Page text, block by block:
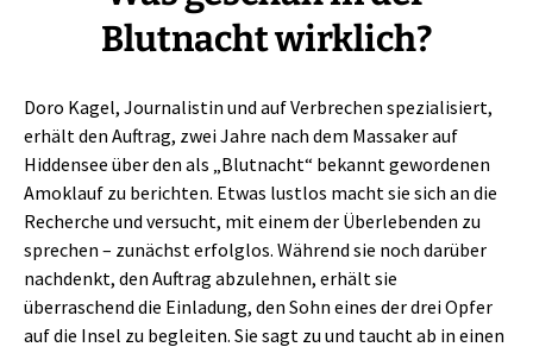
Blutnacht wirklich?
Doro Kagel, Journalistin und auf Verbrechen spezialisiert,
erhält den Auftrag, zwei Jahre nach dem Massaker auf
Hiddensee über den als „Blutnacht“ bekannt gewordenen
Amoklauf zu berichten. Etwas lustlos macht sie sich an die
Recherche und versucht, mit einem der Überlebenden zu
sprechen – zunächst erfolglos. Während sie noch darüber
nachdenkt, den Auftrag abzulehnen, erhält sie
überraschend die Einladung, den Sohn eines der drei Opfer
auf die Insel zu begleiten. Sie sagt zu und taucht ab in einen